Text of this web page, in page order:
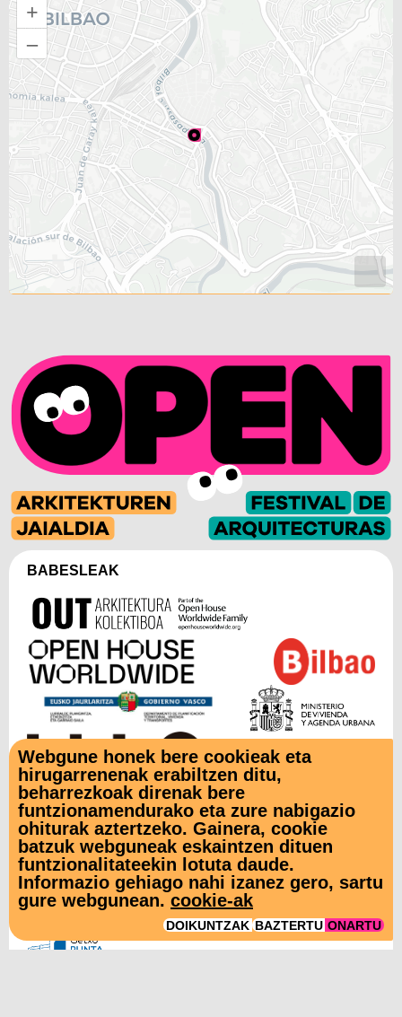
+
–
BABESLEAK
LAGUNTZAILEAK
Webgune honek bere cookieak eta
hirugarrenenak erabiltzen ditu,
beharrezkoak direnak bere
funtzionamendurako eta zure nabigazio
ohiturak aztertzeko. Gainera, cookie
batzuk webguneak eskaintzen dituen
funtzionalitateekin lotuta daude.
Informazio gehiago nahi izanez gero, sartu
gure webgunean. cookie-ak
DOIKUNTZAK BAZTERTU ONARTU